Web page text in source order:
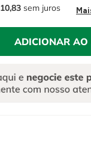
10,83 sem juros
ADICIONAR AO